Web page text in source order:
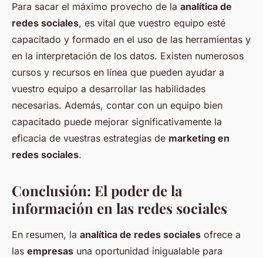
Para sacar el máximo provecho de la analítica de
redes sociales, es vital que vuestro equipo esté
capacitado y formado en el uso de las herramientas y
en la interpretación de los datos. Existen numerosos
cursos y recursos en línea que pueden ayudar a
vuestro equipo a desarrollar las habilidades
necesarias. Además, contar con un equipo bien
capacitado puede mejorar significativamente la
eficacia de vuestras estrategias de marketing en
redes sociales.
Conclusión: El poder de la
información en las redes sociales
En resumen, la analítica de redes sociales ofrece a
las empresas una oportunidad inigualable para